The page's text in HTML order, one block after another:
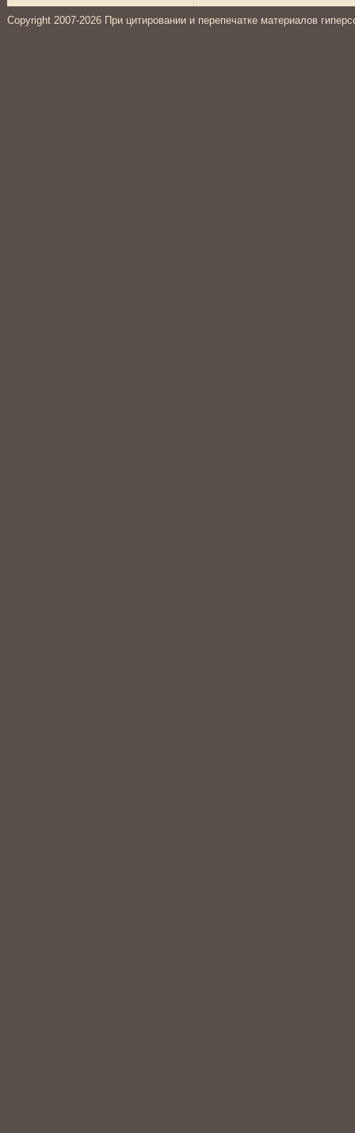
Copyright 2007-2026 При цитировании и перепечатке материалов